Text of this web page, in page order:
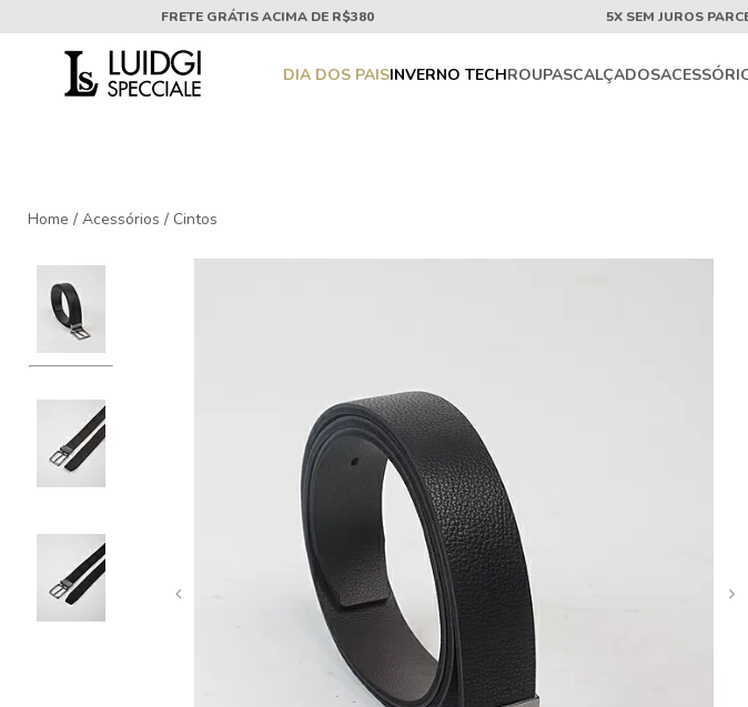
FRETE GRÁTIS ACIMA DE R$380 5X SEM JUROS
DIA DOS PAISINVERNO TECHROUPASCALÇADOS
Home / Acessórios / Cintos